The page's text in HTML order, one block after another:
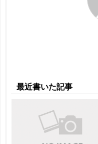
最近書いた記事